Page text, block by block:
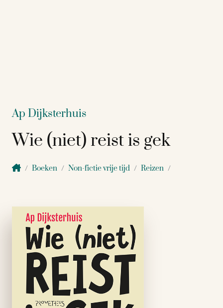
Ap Dijksterhuis
Wie (niet) reist is gek
Boeken Non-fictie vrije tijd Reizen